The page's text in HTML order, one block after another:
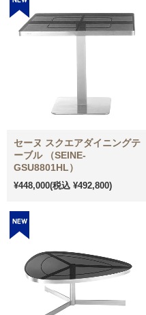
セーヌ スクエアダイニングテ
ーブル （SEINE-
GSU8801HL）
¥448,000(税込 ¥492,800)